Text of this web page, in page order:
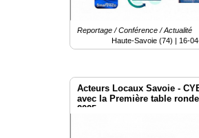
Reportage / Conférence / Actualité
Haute-Savoie (74) | 16-
Acteurs Locaux Savoie -
avec la Première table
2025